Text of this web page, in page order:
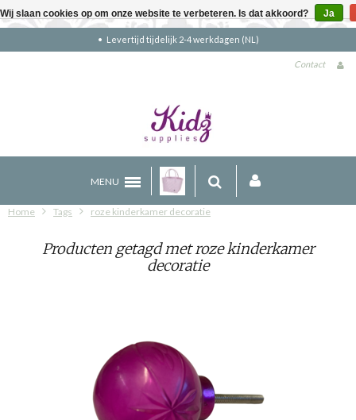
Levertijd tijdelijk 2-4 werkdagen (NL)
Contact
MENU
Home Tags roze kinderkamer decoratie
Producten getagd met roze kinderkamer
decoratie
Wij slaan cookies op om onze website te verbeteren. Is dat akkoord? Ja